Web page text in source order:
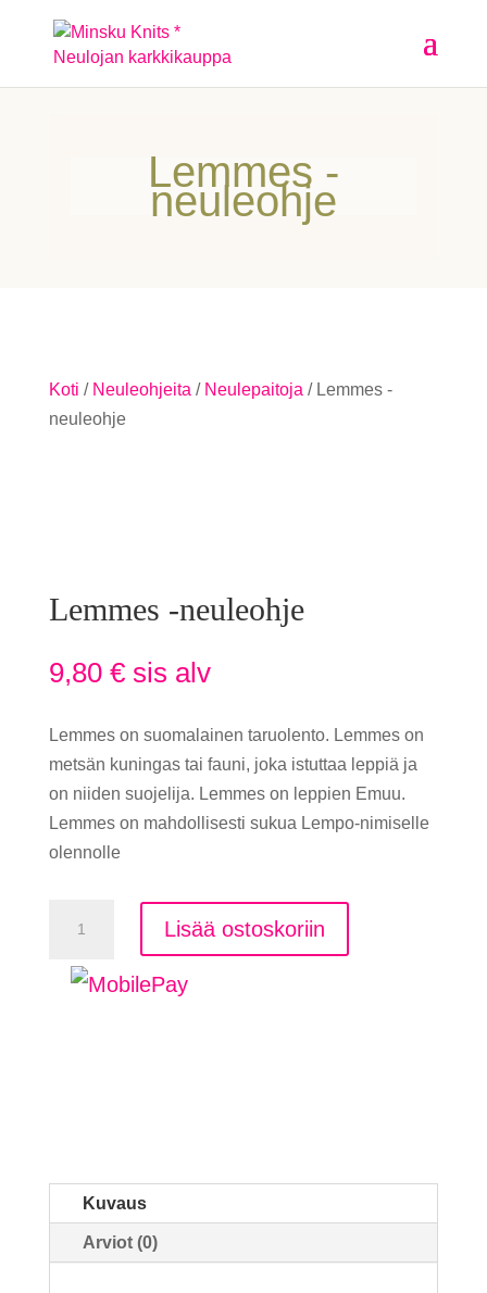
Lemmes -
neuleohje
Koti / Neuleohjeita / Neulepaitoja / Lemmes -
neuleohje
Lemmes -neuleohje
9,80 € sis alv
Lemmes on suomalainen taruolento. Lemmes on
metsän kuningas tai fauni, joka istuttaa leppiä ja
on niiden suojelija. Lemmes on leppien Emuu.
Lemmes on mahdollisesti sukua Lempo-nimiselle
olennolle
neuleohje
Lisää ostoskoriin
Kuvaus
Arviot (0)